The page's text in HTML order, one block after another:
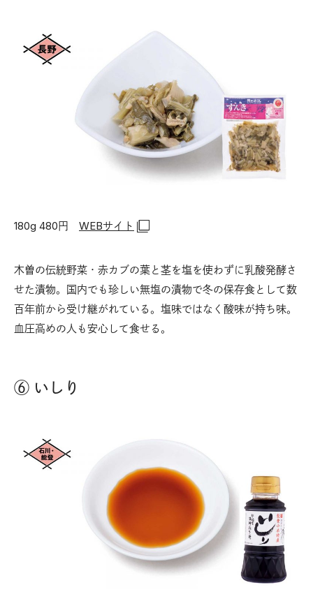
180g 480円 WEBサイト
木曽の伝統野菜・赤カブの葉と茎を塩を使わずに乳酸発酵さ
せた漬物。国内でも珍しい無塩の漬物で冬の保存食として数
百年前から受け継がれている。塩味ではなく酸味が持ち味。
血圧高めの人も安心して食せる。
⑥ いしり